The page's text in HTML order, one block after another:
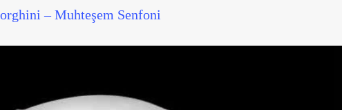
– Muhteşem Senfoni